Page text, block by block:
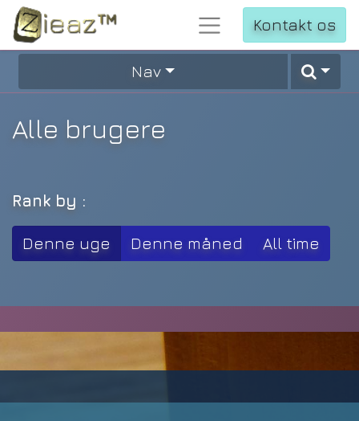
Kontakt os
Nav
Alle brugere
Rank by :
Denne uge Denne måned All time